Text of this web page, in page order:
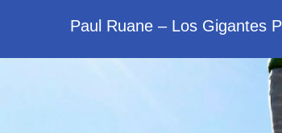
Paul Ruane – Los Gigantes